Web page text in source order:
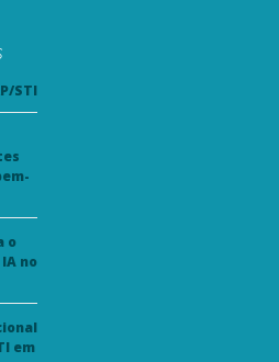
STI
o
no
em